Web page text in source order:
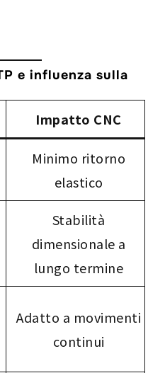
e influenza sulla
Impatto CNC
Minimo ritorno
elastico
Stabilità
dimensionale a
lungo termine
Adatto a movimenti
continui